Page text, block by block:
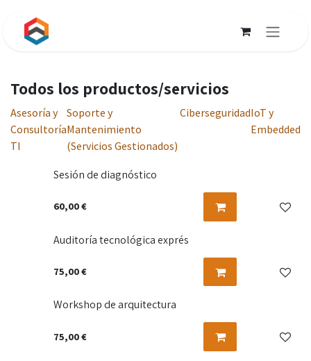
Todos los productos/servicios
Asesoría y
Consultoría
TI
Soporte y
Mantenimiento
(Servicios Gestionados)
CiberseguridadIoT y
Embedded
Sesión de diagnóstico
60,00€
Auditoría tecnológica exprés
75,00€
Workshop de arquitectura
75,00€